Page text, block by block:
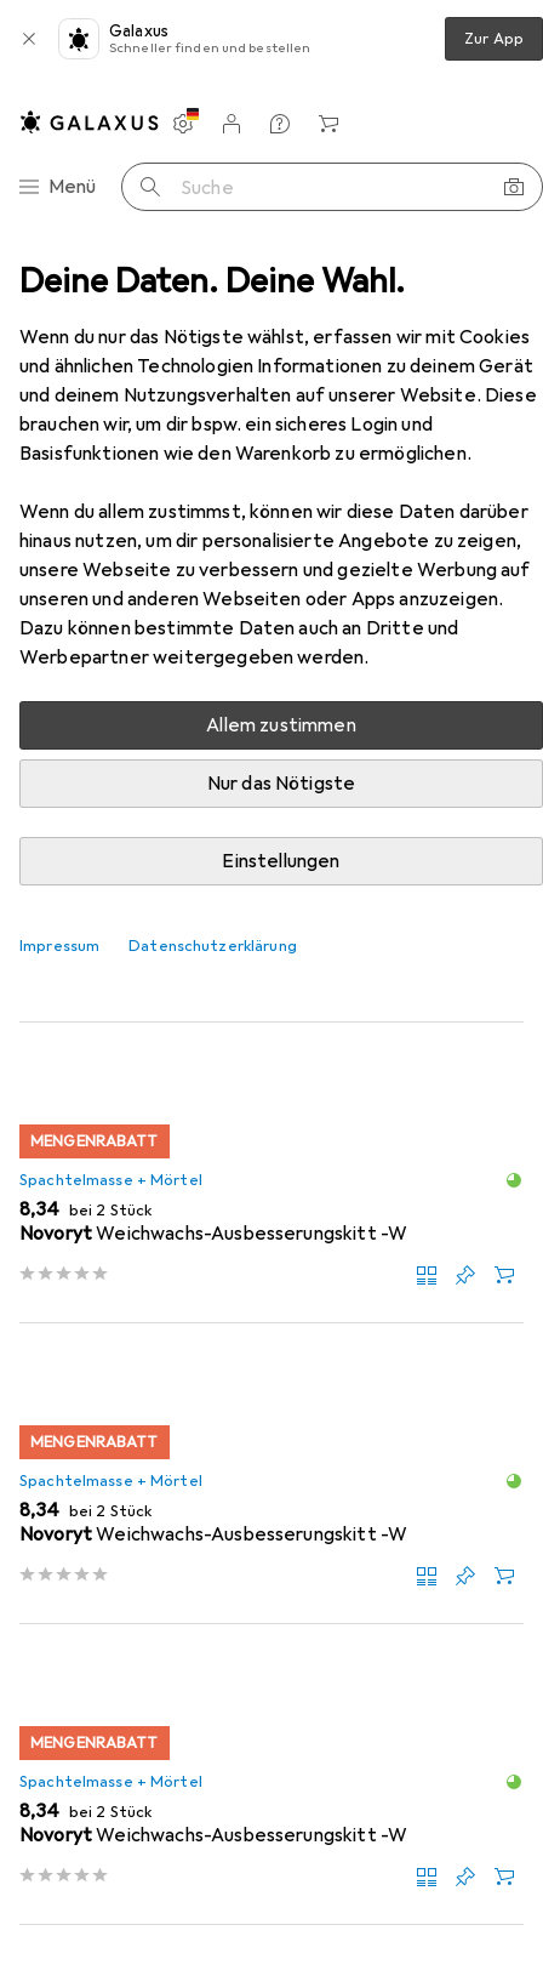
Deine Daten. Deine Wahl.
Wenn du nur das Nötigste wählst, erfassen wir mit Cookies
und ähnlichen Technologien Informationen zu deinem Gerät
und deinem Nutzungsverhalten auf unserer Website. Diese
brauchen wir, um dir bspw. ein sicheres Login und
Basisfunktionen wie den Warenkorb zu ermöglichen.
Wenn du allem zustimmst, können wir diese Daten darüber
hinaus nutzen, um dir personalisierte Angebote zu zeigen,
unsere Webseite zu verbessern und gezielte Werbung auf
unseren und anderen Webseiten oder Apps anzuzeigen.
Dazu können bestimmte Daten auch an Dritte und
Werbepartner weitergegeben werden.
Allem zustimmen
Nur das Nötigste
Einstellungen
Impressum Datenschutzerklärung
Galaxus
Schneller finden und bestellen Zur App
Navigation nach Kategorien
Menü Suche
Einstellungen
Kundenkonto
Vergleichslisten
Merklisten
Warenkorb
+ Mörtel Novoryt Weichwachs-Ausbesserungskitt
EUR
109,–
Novoryt
Weichwachs-
Ausbesserungskitt
Weichwachs-Ausbesserungskitt
Hier findest du passendes Zubehör zum Produkt Novoryt
Weichwachs-Ausbesserungskitt aus der Kategorie
Spachtelmasse + Mörtel.
MENGENRABATT
Spachtelmasse + Mörtel
MENGENRABATT
Spachtelmasse + Mörtel
EUR
8,34 bei 2 Stück
NovorytWeichwachs-Ausbesserungskitt -W
MENGENRABATT
Spachtelmasse + Mörtel
EUR
8,34 bei 2 Stück
NovorytWeichwachs-Ausbesserungskitt -W
MENGENRABATT
Spachtelmasse + Mörtel
EUR
8,34 bei 2 Stück
NovorytWeichwachs-Ausbesserungskitt -W